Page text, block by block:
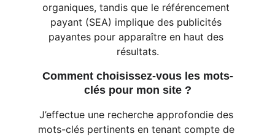
organiques, tandis que le référencement
payant (SEA) implique des publicités
payantes pour apparaître en haut des
résultats.
Comment choisissez-vous les mots-
clés pour mon site ?
J’effectue une recherche approfondie des
mots-clés pertinents en tenant compte de